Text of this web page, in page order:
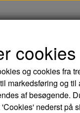
- DVD
cookies
og cookies fra
markedsføring og
af besøgende.
nederst på